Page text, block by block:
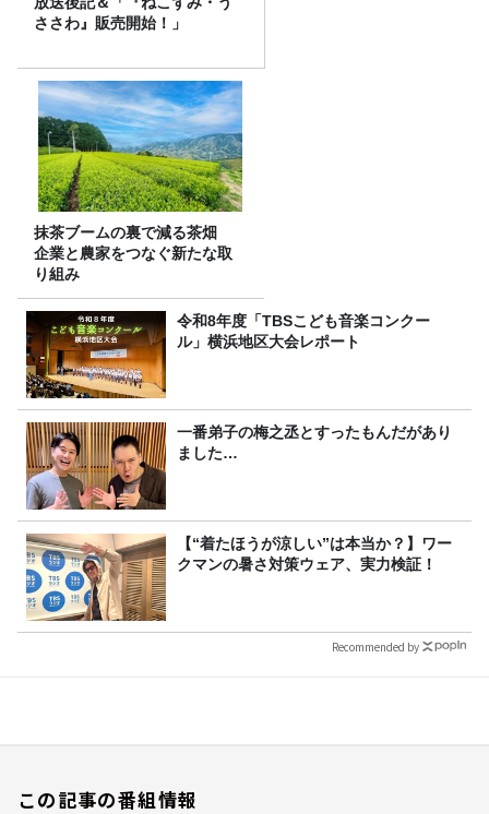
ささわ』販売開始！」
抹茶ブームの裏で減る茶畑
企業と農家をつなぐ新たな取
り組み
令和8年度「TBSこども音楽コンクー
ル」横浜地区大会レポート
一番弟子の梅之丞とすったもんだがあり
ました…
【“着たほうが涼しい”は本当か？】ワー
クマンの暑さ対策ウェア、実力検証！
Recommended by
この記事の番組情報